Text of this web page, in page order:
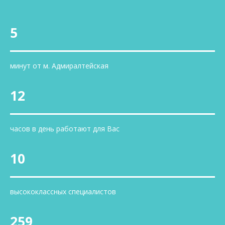
5
минут от м. Адмиралтейская
12
часов в день работают для Вас
10
высококлассных специалистов